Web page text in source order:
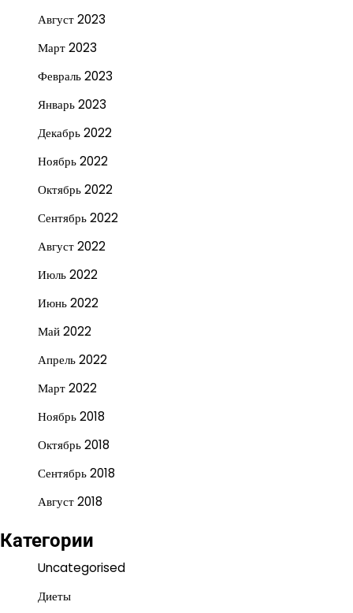
Август 2023
Март 2023
Февраль 2023
Январь 2023
Декабрь 2022
Ноябрь 2022
Октябрь 2022
Сентябрь 2022
Август 2022
Июль 2022
Июнь 2022
Май 2022
Апрель 2022
Март 2022
Ноябрь 2018
Октябрь 2018
Сентябрь 2018
Август 2018
Категории
Uncategorised
Диеты